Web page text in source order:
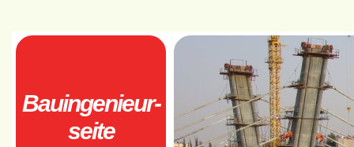
Bauingenieur-
seite